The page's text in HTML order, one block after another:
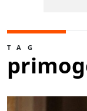
TAG